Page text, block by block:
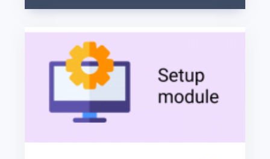
вашего интернет-магазина с помощью Redis Session
продуктов. Посетите наш интернет-магазин плагинов
уже сегодня и сделайте ваш бизнес еще успешнее!
Спасибо, что выбрали CS50!